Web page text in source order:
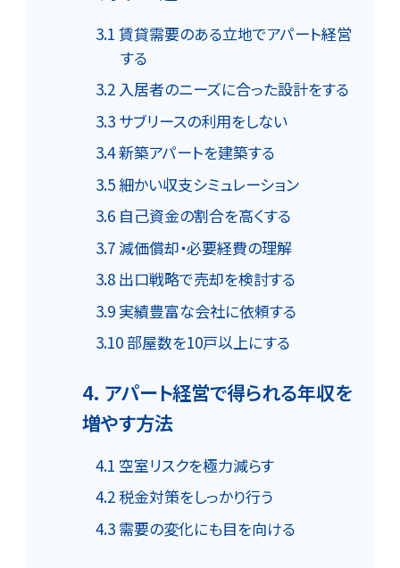
3.1 賃貸需要のある立地でアパート経営
する
3.2 入居者のニーズに合った設計をする
3.3 サブリースの利用をしない
3.4 新築アパートを建築する
3.5 細かい収支シミュレーション
3.6 自己資金の割合を高くする
3.7 減価償却・必要経費の理解
3.8 出口戦略で売却を検討する
3.9 実績豊富な会社に依頼する
3.10 部屋数を10戸以上にする
4. アパート経営で得られる年収を
増やす方法
4.1 空室リスクを極力減らす
4.2 税金対策をしっかり行う
4.3 需要の変化にも目を向ける